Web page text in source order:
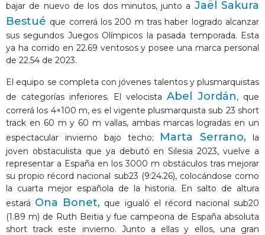
bajar de nuevo de los dos minutos, junto a Jaël Sakura
Bestué que correrá los 200 m tras haber logrado alcanzar
sus segundos Juegos Olímpicos la pasada temporada. Esta
ya ha corrido en 22.69 ventosos y posee una marca personal
de 22.54 de 2023.
El equipo se completa con jóvenes talentos y plusmarquistas
de categorías inferiores. El velocista Abel Jordán, que
correrá los 4×100 m, es el vigente plusmarquista sub 23 short
track en 60 m y 60 m vallas, ambas marcas logradas en un
espectacular invierno bajo techo; Marta Serrano, la
joven obstaculista que ya debutó en Silesia 2023, vuelve a
representar a España en los 3000 m obstáculos tras mejorar
su propio récord nacional sub23 (9:24.26), colocándose como
la cuarta mejor española de la historia. En salto de altura
estará Ona Bonet, que igualó el récord nacional sub20
(1.89 m) de Ruth Beitia y fue campeona de España absoluta
short track este invierno. Junto a ellas y ellos, una gran